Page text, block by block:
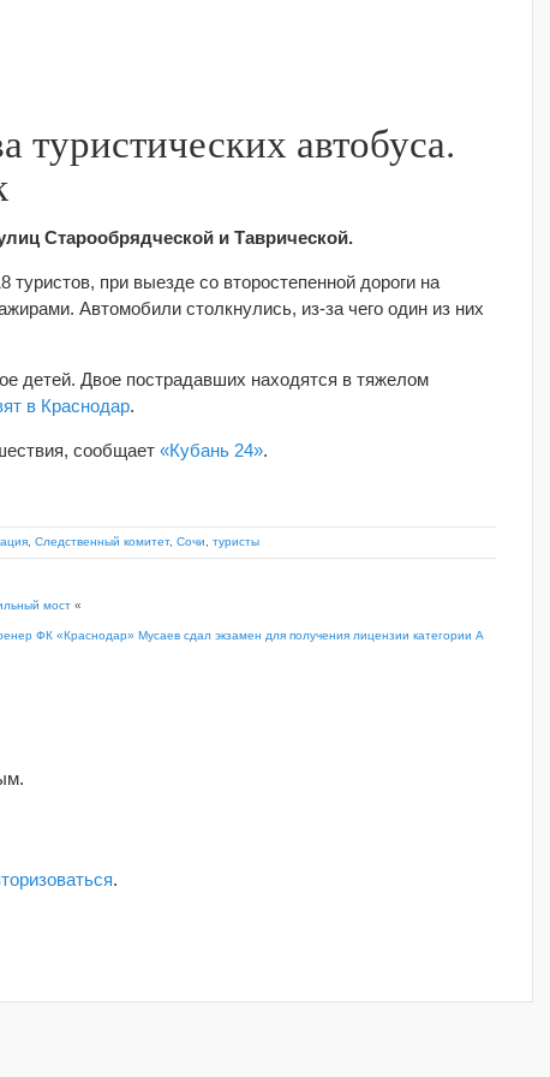
туристических автобуса.
Старообрядческой и Таврической.
при выезде со второстепенной дороги на
Автомобили столкнулись, из-за чего один из них
детей. Двое пострадавших находятся в тяжелом
в Краснодар.
сообщает «Кубань 24».
Следственный комитет, Сочи туристы
мост «
ФК «Краснодар» Мусаев сдал экзамен для получения лицензии категории А
.